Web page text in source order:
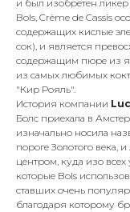
и был изобретен
Bols, Crème de Cassis
содержащих кислые
сок), и является
содержащим пюре из
из самых любимых
"Кир Рояль".
История компании
Болс приехала в
изначально носила
пороге Золотого века,
центром, куда изо
которые Bols
ставших очень
благодаря которому